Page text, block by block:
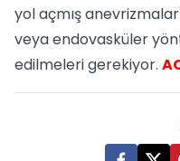
yol açmış
veya endovasküler
edilmeleri gerekiyor.